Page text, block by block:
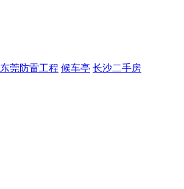
东莞防雷工程 候车亭 长沙二手房